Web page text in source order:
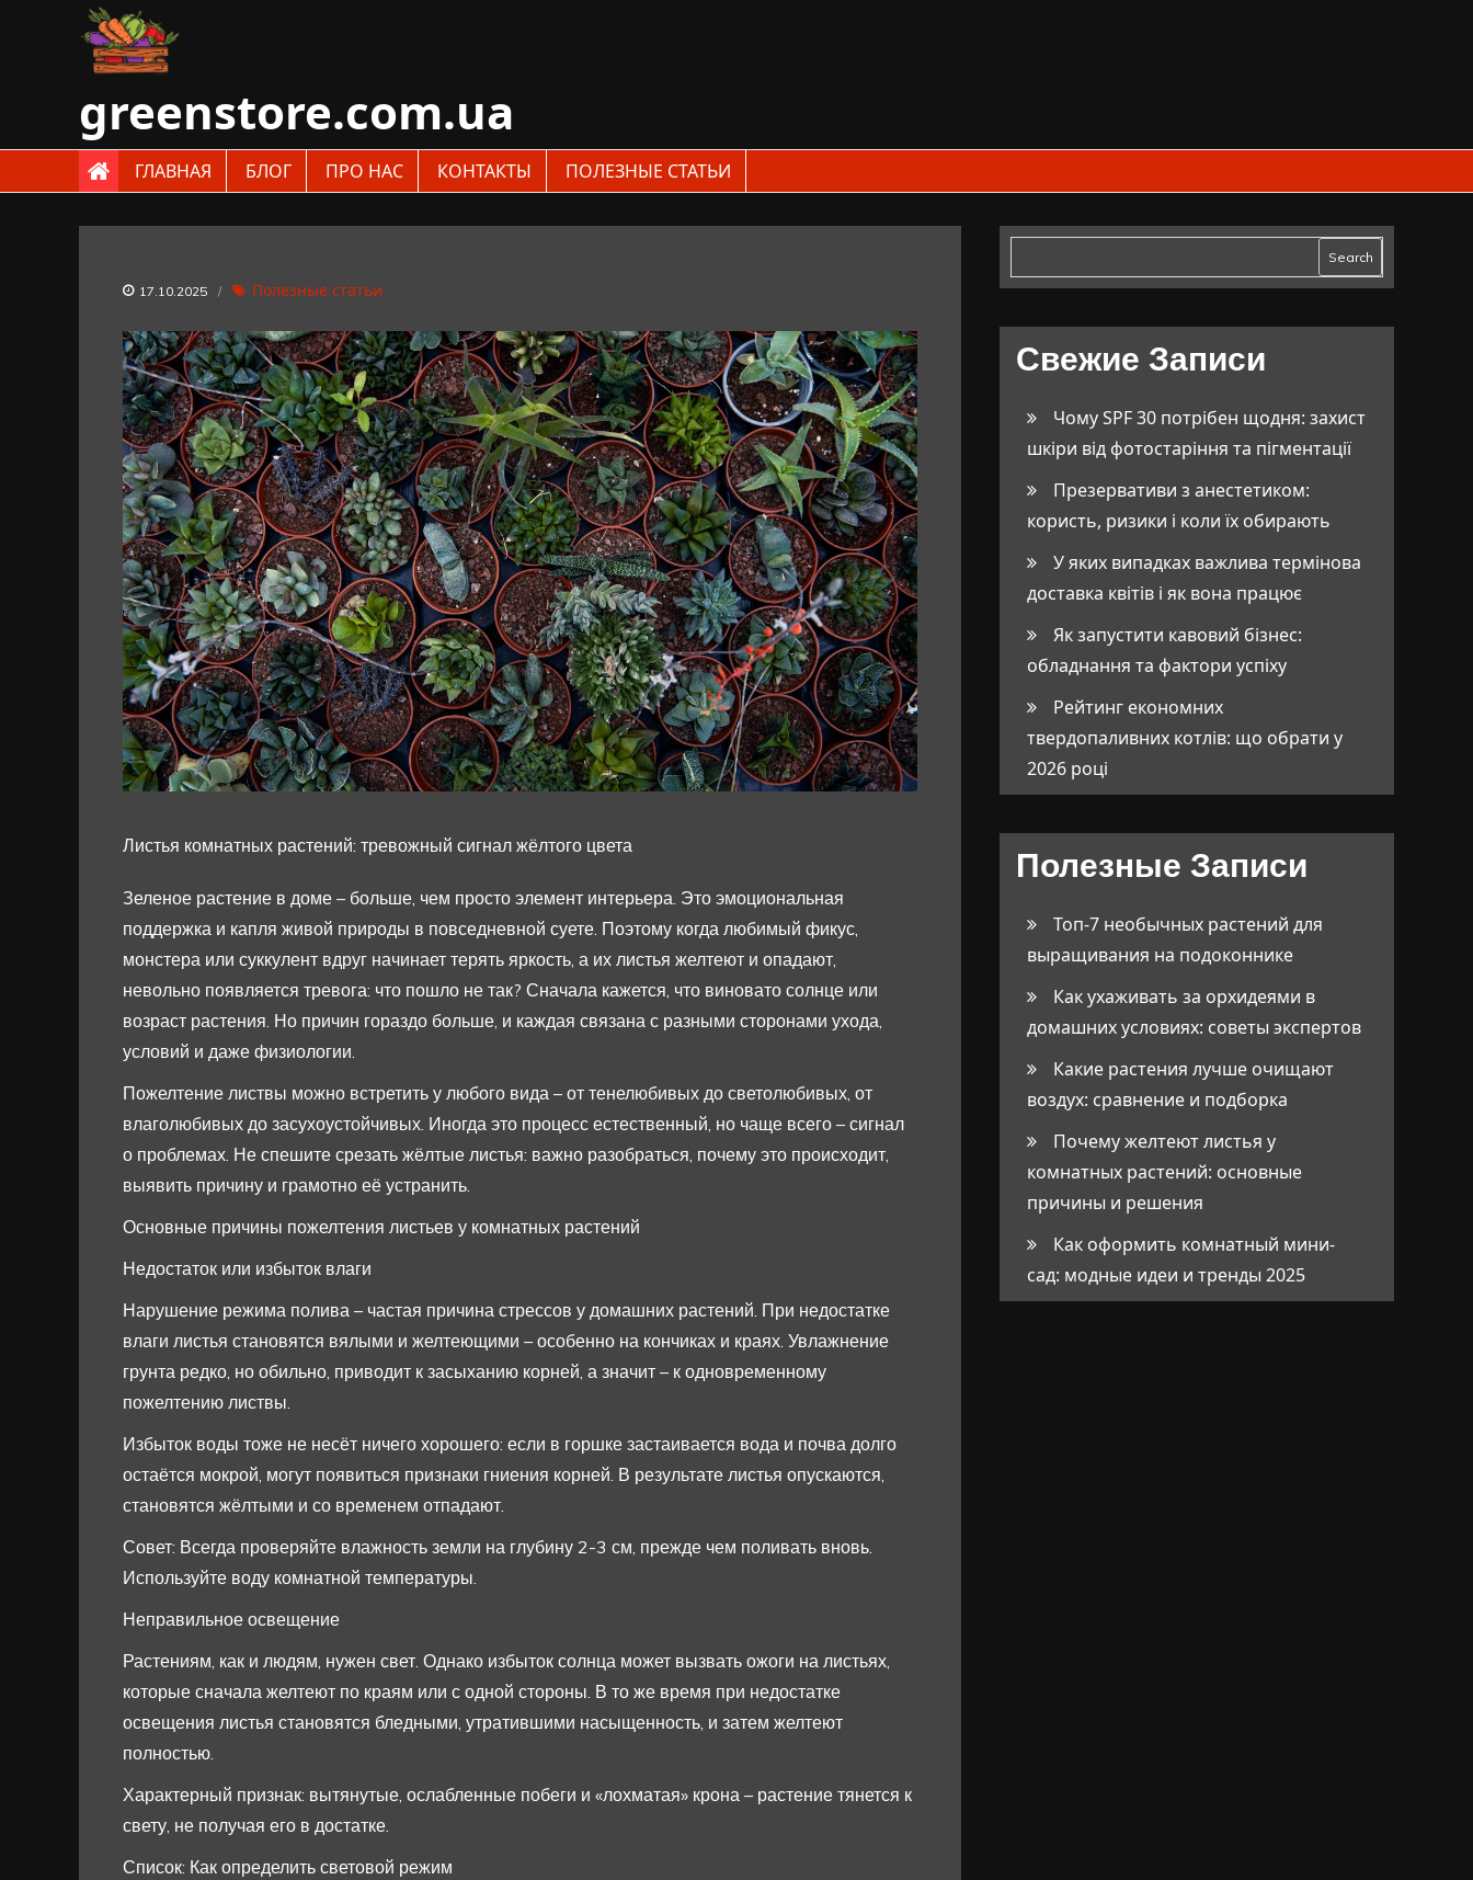
greenstore.com.ua
ГЛАВНАЯ БЛОГ ПРО НАС КОНТАКТЫ ПОЛЕЗНЫЕ СТАТЬИ
17.10.2025 Полезные статьи
Листья комнатных растений: тревожный сигнал жёлтого цвета
Зеленое растение в доме – больше, чем просто элемент интерьера. Это эмоциональная
поддержка и капля живой природы в повседневной суете. Поэтому когда любимый фикус,
монстера или суккулент вдруг начинает терять яркость, а их листья желтеют и опадают,
невольно появляется тревога: что пошло не так? Сначала кажется, что виновато солнце или
возраст растения. Но причин гораздо больше, и каждая связана с разными сторонами ухода,
условий и даже физиологии.
Пожелтение листвы можно встретить у любого вида – от тенелюбивых до светолюбивых, от
влаголюбивых до засухоустойчивых. Иногда это процесс естественный, но чаще всего – сигнал
о проблемах. Не спешите срезать жёлтые листья: важно разобраться, почему это происходит,
выявить причину и грамотно её устранить.
Основные причины пожелтения листьев у комнатных растений
Недостаток или избыток влаги
Нарушение режима полива – частая причина стрессов у домашних растений. При недостатке
влаги листья становятся вялыми и желтеющими – особенно на кончиках и краях. Увлажнение
грунта редко, но обильно, приводит к засыханию корней, а значит – к одновременному
пожелтению листвы.
Избыток воды тоже не несёт ничего хорошего: если в горшке застаивается вода и почва долго
остаётся мокрой, могут появиться признаки гниения корней. В результате листья опускаются,
становятся жёлтыми и со временем отпадают.
Совет: Всегда проверяйте влажность земли на глубину 2-3 см, прежде чем поливать вновь.
Используйте воду комнатной температуры.
Неправильное освещение
Растениям, как и людям, нужен свет. Однако избыток солнца может вызвать ожоги на листьях,
которые сначала желтеют по краям или с одной стороны. В то же время при недостатке
освещения листья становятся бледными, утратившими насыщенность, и затем желтеют
полностью.
Характерный признак: вытянутые, ослабленные побеги и «лохматая» крона – растение тянется к
свету, не получая его в достатке.
Список: Как определить световой режим
Search
Свежие Записи
Чому SPF 30 потрібен щодня: захист
шкіри від фотостаріння та пігментації
Презервативи з анестетиком:
користь, ризики і коли їх обирають
У яких випадках важлива термінова
доставка квітів і як вона працює
Як запустити кавовий бізнес:
обладнання та фактори успіху
Рейтинг економних
твердопаливних котлів: що обрати у
2026 році
Полезные Записи
Топ-7 необычных растений для
выращивания на подоконнике
Как ухаживать за орхидеями в
домашних условиях: советы экспертов
Какие растения лучше очищают
воздух: сравнение и подборка
Почему желтеют листья у
комнатных растений: основные
причины и решения
Как оформить комнатный мини-
сад: модные идеи и тренды 2025